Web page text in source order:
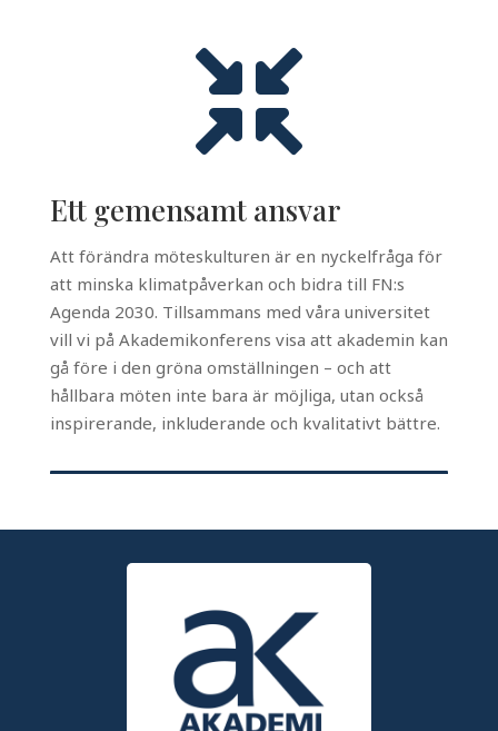

Ett gemensamt ansvar
Att förändra möteskulturen är en nyckelfråga för
att minska klimatpåverkan och bidra till FN:s
Agenda 2030. Tillsammans med våra universitet
vill vi på Akademikonferens visa att akademin kan
gå före i den gröna omställningen – och att
hållbara möten inte bara är möjliga, utan också
inspirerande, inkluderande och kvalitativt bättre.